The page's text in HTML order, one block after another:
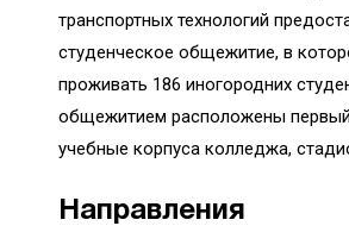
транспортных технологий
студенческое общежитие, в
проживать 186 иногородних
общежитием расположены
учебные корпуса колледжа,
Направления